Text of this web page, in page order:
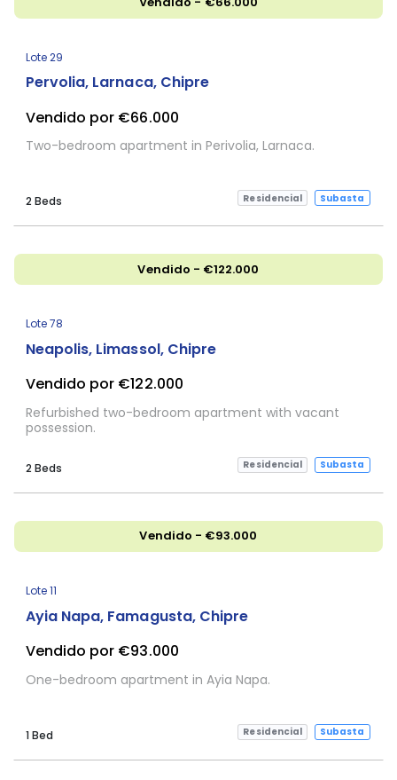
Lote 29
Pervolia, Larnaca, Chipre
Vendido por €66.000
Two-bedroom apartment in Perivolia, Larnaca.
2 Beds Residencial Subasta
Vendido - €122.000
Lote 78
Neapolis, Limassol, Chipre
Vendido por €122.000
Refurbished two-bedroom apartment with vacant
possession.
2 Beds Residencial Subasta
Vendido - €93.000
Lote 11
Ayia Napa, Famagusta, Chipre
Vendido por €93.000
One-bedroom apartment in Ayia Napa.
1 Bed Residencial Subasta